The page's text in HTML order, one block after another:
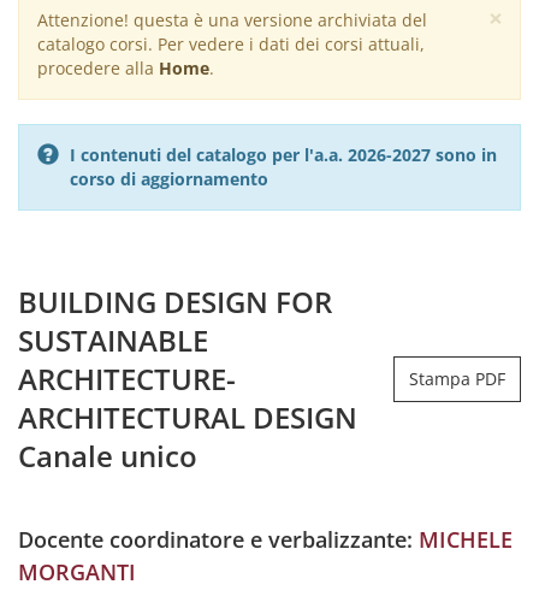
×
Warning
message
Attenzione! questa è una versione archiviata del
catalogo corsi. Per vedere i dati dei corsi attuali,
procedere alla Home.
I contenuti del catalogo per l'a.a. 2026-2027 sono in
corso di aggiornamento
BUILDING DESIGN FOR
SUSTAINABLE
ARCHITECTURE-
ARCHITECTURAL DESIGN
Canale unico
Stampa PDF
Docente coordinatore e verbalizzante: MICHELE
MORGANTI